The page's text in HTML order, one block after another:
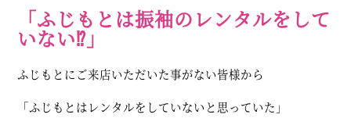
「ふじもとは振袖のレンタルをして
いない⁉︎」
ふじもとにご来店いただいた事がない皆様から
「ふじもとはレンタルをしていないと思っていた」